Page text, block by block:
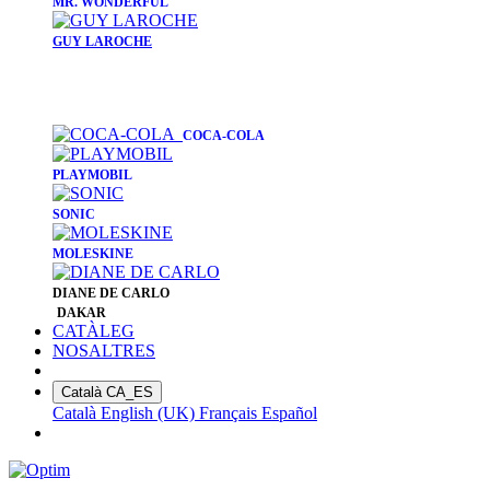
GUY LAROCHE
COCA-COLA
PLAYMOBIL
SONIC
MOLESKINE
DIANE DE CARLO
DAKAR
CATÀLEG
NOSALTRES
Català CA_ES
Català English (UK) Français Español